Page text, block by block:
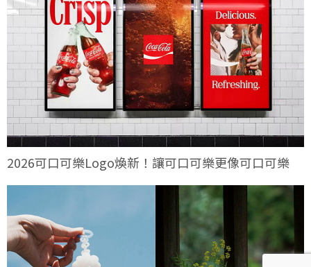
2026可口可樂Logo煥新！讓可口可樂更像可口可樂